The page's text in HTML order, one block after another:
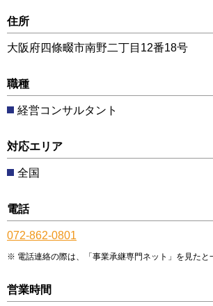
住所
大阪府四條畷市南野二丁目12番18号
職種
経営コンサルタント
対応エリア
全国
電話
072-862-0801
電話連絡の際は、「事業承継専門ネット」を見たと
営業時間